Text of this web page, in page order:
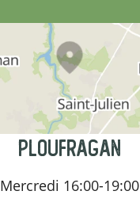
Ploufragan
Mercredi 16:00-19:00